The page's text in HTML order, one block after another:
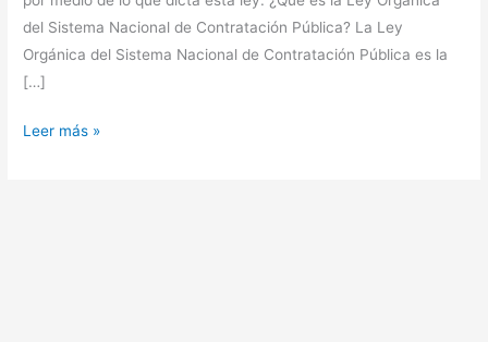
del Sistema Nacional de Contratación Pública? La Ley
Orgánica del Sistema Nacional de Contratación Pública es la
[…]
Leer más »